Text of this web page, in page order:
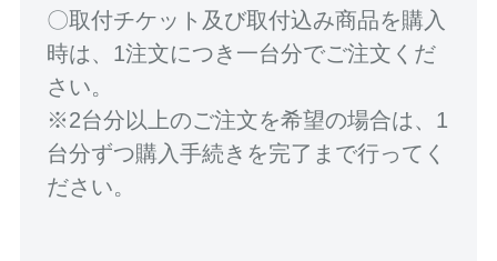
〇取付チケット及び取付込み商品を購入
時は、1注文につき一台分でご注文くだ
さい。
※2台分以上のご注文を希望の場合は、1
台分ずつ購入手続きを完了まで行ってく
ださい。